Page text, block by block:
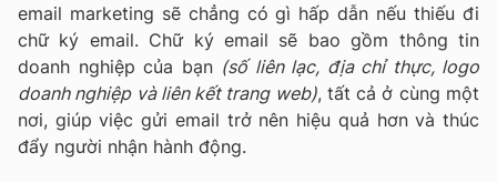
email marketing sẽ chẳng có gì hấp dẫn nếu thiếu đi
chữ ký email. Chữ ký email sẽ bao gồm thông tin
doanh nghiệp của bạn (số liên lạc, địa chỉ thực, logo
doanh nghiệp và liên kết trang web), tất cả ở cùng một
nơi, giúp việc gửi email trở nên hiệu quả hơn và thúc
đẩy người nhận hành động.